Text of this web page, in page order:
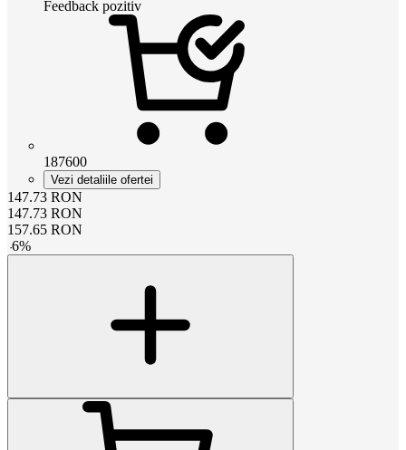
Feedback pozitiv
187600
Vezi detaliile ofertei
147.73 RON
147.73 RON
157.65 RON
-6%